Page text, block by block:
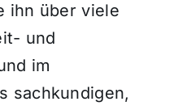
ihn über viele
und
im
sachkundigen,